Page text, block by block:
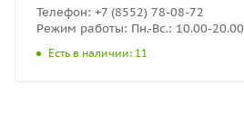
Телефон: +7 (8552) 78-08-72
Режим работы: Пн.-Вс.: 10.00-20.00
Есть в наличии: 11